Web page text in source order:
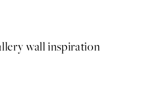
wall inspiration